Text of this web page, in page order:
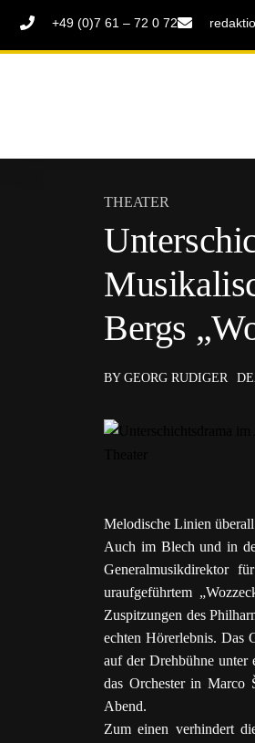
+49 (0)7 61 – 72 0 72
THEATER
Bergs
BY GEORG RUDIGER
Melodische Linien
Auch im Blech und in
Generalmusikdirektor
uraufgeführtem
Zuspitzungen des
echten Hörerlebnis. Das
auf der Drehbühne unter
das Orchester in Marco
Abend.
Zum einen verhindert